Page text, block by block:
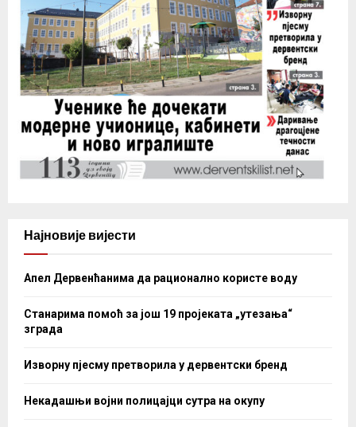
Најновије вијести
Апел Дервенћанима да рационално користе воду
Станарима помоћ за још 19 пројеката „утезања“
зграда
Изворну пјесму претворила у дервентски бренд
Некадашњи војни полицајци сутра на окупу